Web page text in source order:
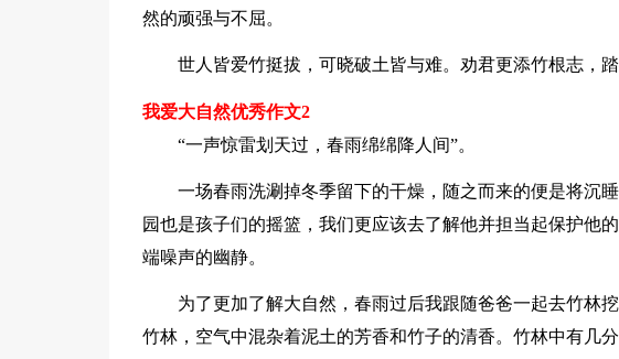
然的顽强与不屈。
世人皆爱竹挺拔，可晓破土皆与难。劝君更添竹根志，踏
我爱大自然优秀作文2
“一声惊雷划天过，春雨绵绵降人间”。
一场春雨洗涮掉冬季留下的干燥，随之而来的便是将沉
园也是孩子们的摇篮，我们更应该去了解他并担当起保护他
端噪声的幽静。
为了更加了解大自然，春雨过后我跟随爸爸一起去竹林
竹林，空气中混杂着泥土的芳香和竹子的清香。竹林中有几